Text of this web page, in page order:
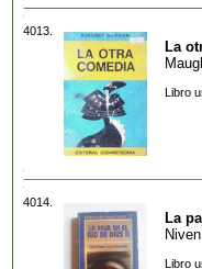
4013.
La
Libro
4014.
La
Libro